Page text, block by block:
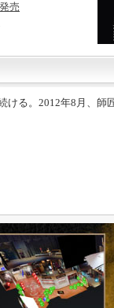
売
る。2012年8月、師